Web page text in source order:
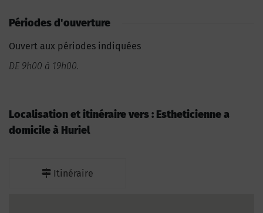
Périodes d'ouverture
Ouvert aux périodes indiquées
DE 9h00 à 19h00.
Localisation et itinéraire vers : Estheticienne a
domicile à Huriel
Itinéraire